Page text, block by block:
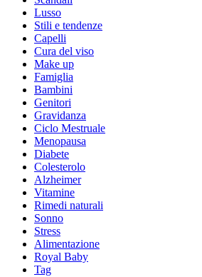
Lusso
Stili e tendenze
Capelli
Cura del viso
Make up
Famiglia
Bambini
Genitori
Gravidanza
Ciclo Mestruale
Menopausa
Diabete
Colesterolo
Alzheimer
Vitamine
Rimedi naturali
Sonno
Stress
Alimentazione
Royal Baby
Tag